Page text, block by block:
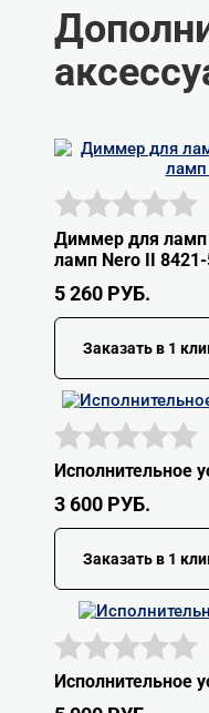
Диммер для ламп
ламп Nero II
5 260 РУБ.
Заказать в 1
Исполнительное
3 600 РУБ.
Заказать в 1
Исполнительное